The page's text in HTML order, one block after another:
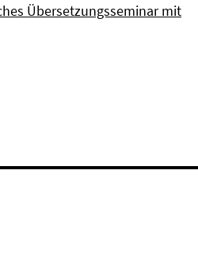
Übersetzungsseminar mit